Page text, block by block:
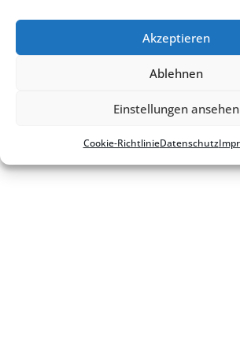
Akzeptieren
Ablehnen
Einstellungen ansehen
Cookie-Richt­li­nieDaten­schutz